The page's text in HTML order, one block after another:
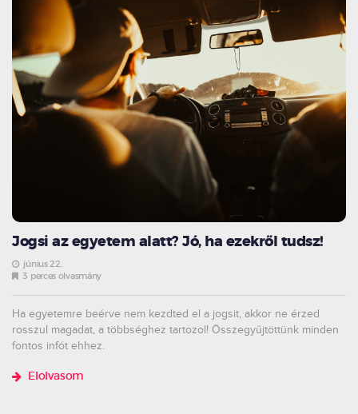
Jogsi az egyetem alatt? Jó, ha ezekről tudsz!
június 22.
3 perces olvasmány
Ha egyetemre beérve nem kezdted el a jogsit, akkor ne érzed
rosszul magadat, a többséghez tartozol! Összegyűjtöttünk minden
fontos infót ehhez.
Elolvasom